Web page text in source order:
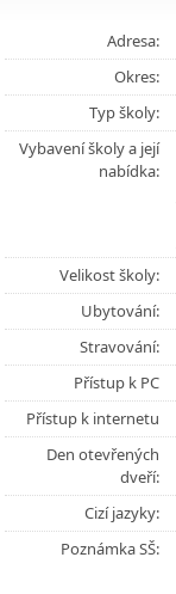
Adresa:
Okres:
Typ školy:
Vybavení školy a její
nabídka:
Velikost školy:
Ubytování:
Stravování:
Přístup k PC
Přístup k internetu
Den otevřených
dveří:
Cizí jazyky:
Poznámka SŠ: